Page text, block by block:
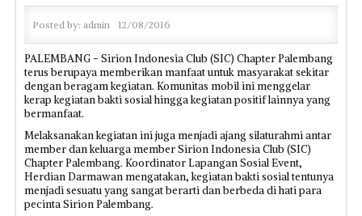
Posted by: admin 12/08/2016
PALEMBANG - Sirion Indonesia Club (SIC) Chapter Palembang
terus berupaya memberikan manfaat untuk masyarakat sekitar
dengan beragam kegiatan. Komunitas mobil ini menggelar
kerap kegiatan bakti sosial hingga kegiatan positif lainnya yang
bermanfaat.
Melaksanakan kegiatan ini juga menjadi ajang silaturahmi antar
member dan keluarga member Sirion Indonesia Club (SIC)
Chapter Palembang. Koordinator Lapangan Sosial Event,
Herdian Darmawan mengatakan, kegiatan bakti sosial tentunya
menjadi sesuatu yang sangat berarti dan berbeda di hati para
pecinta Sirion Palembang.